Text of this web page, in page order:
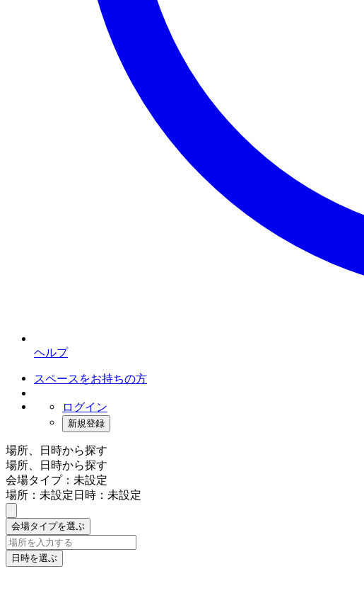
ヘルプ
スペースをお持ちの方
ログイン
新規登録
場所、日時から探す
場所、日時から探す
会場タイプ：未設定
場所：未設定日時：未設定
会場タイプを選ぶ
日時を選ぶ